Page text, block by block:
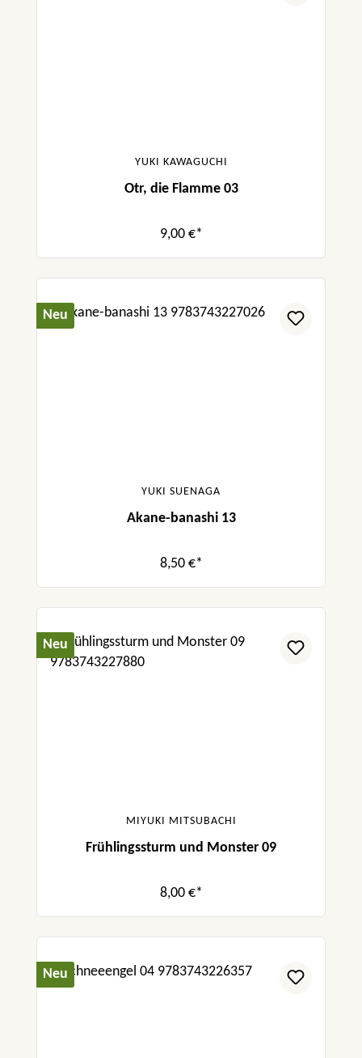
YUKI KAWAGUCHI
Otr, die Flamme 03
9,00 €*
Neu
YUKI SUENAGA
Akane-banashi 13
8,50 €*
Neu
MIYUKI MITSUBACHI
Frühlingssturm und Monster 09
8,00 €*
Neu